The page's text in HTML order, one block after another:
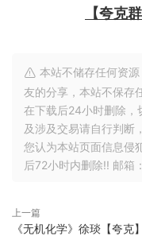
【夸克
本站不储存任何资
友的分享，本站不保存
在下载后24小时删除，
及涉及交易请自行判断
您认为本站页面信息侵
后72小时内删除!! 邮
上一篇
《无机化学》徐琰【夸克】